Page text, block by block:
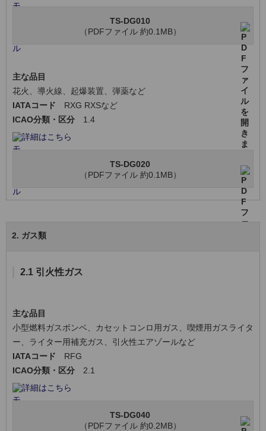
TS-DG010
（PDFファイル 約0.1MB）
主な品目
花火、導火線、起爆装置、弾薬など
IATAコード RXG RXSなど
ICAO分類・区分 1.4
詳細はこちら
TS-DG020
（PDFファイル 約0.1MB）
2. ガス類
2.1 引火性ガス
主な品目
小型燃料ガスボンベ、カセットコンロ用ガス、喫煙用ガスライタ
ー、ライター用補充ガス、引火性エアゾールなど
IATAコード RFG
ICAO分類・区分 2.1
詳細はこちら
TS-DG040
（PDFファイル 約0.2MB）